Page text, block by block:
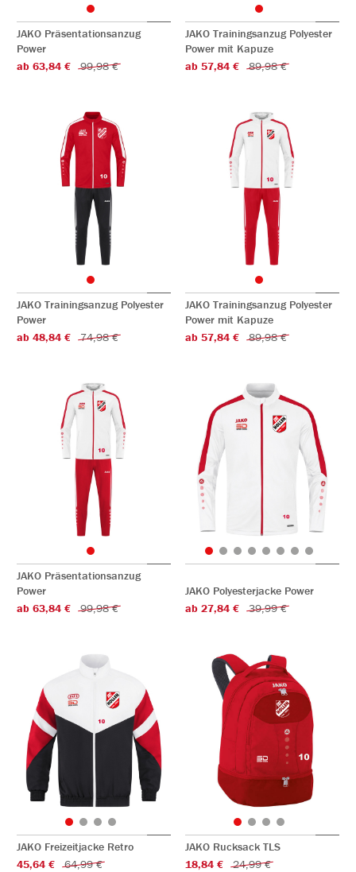
JAKO Präsentationsanzug
Power
ab 63,84 €
99,98 €
JAKO Trainingsanzug Polyester
Power mit Kapuze
ab 57,84 €
89,98 €
JAKO Trainingsanzug Polyester
Power
ab 48,84 €
74,98 €
JAKO Trainingsanzug Polyester
Power mit Kapuze
ab 57,84 €
89,98 €
JAKO Präsentationsanzug
Power
ab 63,84 €
99,98 €
JAKO Polyesterjacke Power
ab 27,84 €
39,99 €
JAKO Freizeitjacke Retro
45,64 €
64,99 €
JAKO Rucksack TLS
18,84 €
24,99 €